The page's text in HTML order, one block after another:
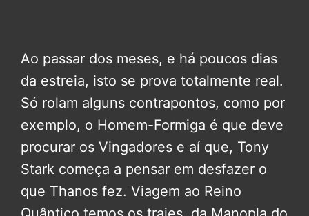
Ao passar dos meses, e há poucos dias
da estreia, isto se prova totalmente real.
Só rolam alguns contrapontos, como por
exemplo, o Homem-Formiga é que deve
procurar os Vingadores e aí que, Tony
Stark começa a pensar em desfazer o
que Thanos fez. Viagem ao Reino